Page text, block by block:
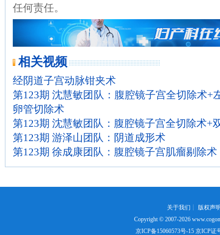
任何责任。
相关视频
经阴道子宫动脉钳夹术
第123期 沈慧敏团队：腹腔镜子宫全切除术+
卵管切除术
第123期 沈慧敏团队：腹腔镜子宫全切除术+
第123期 游泽山团队：阴道成形术
第123期 徐成康团队：腹腔镜子宫肌瘤剔除术
关于我们 ┊ 版权声
Copyright © 2007-2026
京ICP备15060573号-15京ICP证